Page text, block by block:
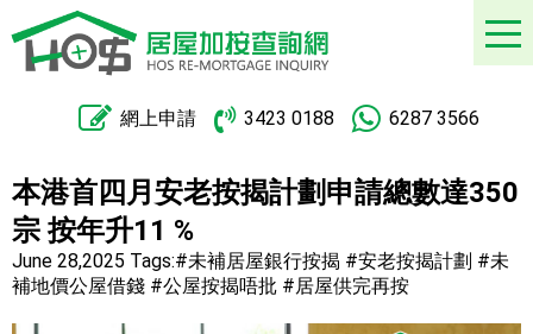
網上申請 3423 0188 6287 3566
本港首四月安老按揭計劃申請總數達350
宗 按年升11 %
June 28,2025 Tags:#未補居屋銀行按揭 #安老按揭計劃 #未
補地價公屋借錢 #公屋按揭唔批 #居屋供完再按